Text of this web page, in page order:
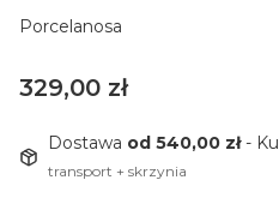
Porcelanosa
Cena
329,00 zł
Dostawa od 540,00 zł-
transport + skrzynia